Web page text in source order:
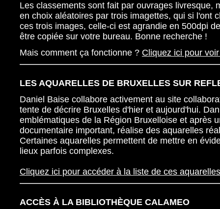
Les classements sont fait par ouvrages livresque,
en choix aléatoires par trois imagettes, qui si l'ont
ces trois images, celle-ci est agrandie en 500dpi
être copiée sur votre bureau. Bonne recherche !
Mais comment ça fonctionne ? Cliquez ici pour
LES AQUARELLES DE BRUXELLES SUR
Daniel Baise collabore activement au site
tente de décrire Bruxelles d'hier et aujourd'hui.
emblématiques de la Région Bruxelloise et après
documentaire important, réalise des aquarelles
Certaines aquarelles permettent de mettre en
lieux parfois complexes.
Cliquez ici pour accéder à la liste de ces
ACCÈS À LA BIBLIOTHÈQUE CALAMEO